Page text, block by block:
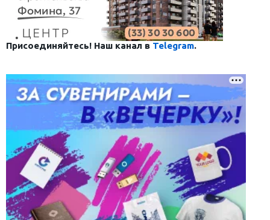
Присоединяйтесь! Наш канал в Telegram.